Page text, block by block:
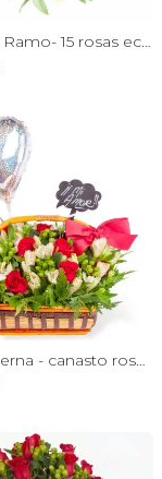
Julieta en Ramo- 15 rosas ecuatorianas rojo y limonium
Pasión Eterna - canasto rosas rojo astromeia globo corazon